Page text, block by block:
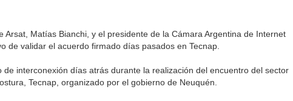
Arsat, Matías Bianchi, y el presidente de la Cámara Argentina de Internet
de validar el acuerdo firmado días pasados en Tecnap.
interconexión días atrás durante la realización del encuentro del sector
Tecnap, organizado por el gobierno de Neuquén.